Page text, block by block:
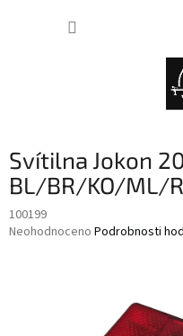
Svítilna Jokon
BL/BR/KO/ML/
100199
Průměrné
Neohodnoceno Podrobnosti